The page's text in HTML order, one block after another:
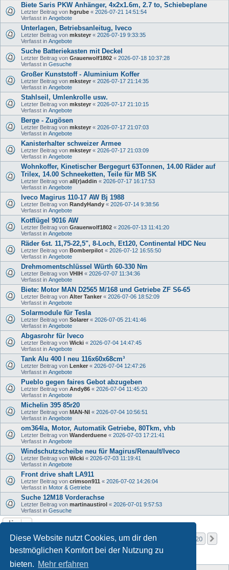
Diese Website nutzt Cookies, um dir den
bestmöglichen Komfort bei der Nutzung zu
bieten. Mehr erfahren
Biete Saris PKW Anhänger, 4x2x1.6m, 2.7 to, Schiebeplane
Letzter Beitrag von hgrube « 2026-07-21 14:51:54
Verfasst in Angebote
Unterlagen, Betriebsanleitug, Iveco
Letzter Beitrag von mksteyr « 2026-07-19 9:33:35
Verfasst in Angebote
Suche Batteriekasten mit Deckel
Letzter Beitrag von Grauerwolf1802 « 2026-07-18 10:37:28
Verfasst in Gesuche
Großer Kunststoff - Aluminium Koffer
Letzter Beitrag von mksteyr « 2026-07-17 21:14:35
Verfasst in Angebote
Stahlseil, Umlenkrolle usw.
Letzter Beitrag von mksteyr « 2026-07-17 21:10:15
Verfasst in Angebote
Berge - Zugösen
Letzter Beitrag von mksteyr « 2026-07-17 21:07:03
Verfasst in Angebote
Kanisterhalter schweizer Armee
Letzter Beitrag von mksteyr « 2026-07-17 21:03:09
Verfasst in Angebote
Wohnkoffer, Kinetischer Bergegurt 63Tonnen, 14.00 Räder auf
Trilex, 14.00 Schneeketten, Teile für MB SK
Letzter Beitrag von all(r)addin « 2026-07-17 16:17:53
Verfasst in Angebote
Iveco Magirus 110-17 AW Bj 1988
Letzter Beitrag von RandyHandy « 2026-07-14 9:38:56
Verfasst in Angebote
Kotflügel 9016 AW
Letzter Beitrag von Grauerwolf1802 « 2026-07-13 11:41:20
Verfasst in Angebote
Räder 6st. 11,75-22,5", 8-Loch, Et120, Continental HDC Neu
Letzter Beitrag von Bomberpilot « 2026-07-12 16:55:50
Verfasst in Angebote
Drehmomentschlüssel Würth 60-330 Nm
Letzter Beitrag von VHIH « 2026-07-07 11:34:36
Verfasst in Angebote
Biete: Motor MAN D2565 M/168 und Getriebe ZF S6-65
Letzter Beitrag von Alter Tanker « 2026-07-06 18:52:09
Verfasst in Angebote
Solarmodule für Tesla
Letzter Beitrag von Solarer « 2026-07-05 21:41:46
Verfasst in Angebote
Abgasrohr für Iveco
Letzter Beitrag von Wicki « 2026-07-04 14:47:45
Verfasst in Angebote
Tank Alu 400 l neu 116x60x68cm³
Letzter Beitrag von Lenker « 2026-07-04 12:47:26
Verfasst in Angebote
Pueblo gegen faires Gebot abzugeben
Letzter Beitrag von Andy86 « 2026-07-04 11:45:20
Verfasst in Angebote
Michelin 395 85r20
Letzter Beitrag von MAN-NI « 2026-07-04 10:56:51
Verfasst in Angebote
om364la, Motor, Automatik Getriebe, 80Tkm, vhb
Letzter Beitrag von Wanderduene « 2026-07-03 17:21:41
Verfasst in Angebote
Windschutzscheibe neu für Magirus/Renault/Iveco
Letzter Beitrag von Wicki « 2026-07-03 11:19:41
Verfasst in Angebote
Front drive shaft LA911
Letzter Beitrag von crimson911 « 2026-07-02 14:26:04
Verfasst in Motor & Getriebe
Suche 12M18 Vorderachse
Letzter Beitrag von martinaustirol « 2026-07-01 9:57:53
Verfasst in Gesuche
Die Suche ergab mehr als 1000 Treffer Seite1von
1 2 3 20